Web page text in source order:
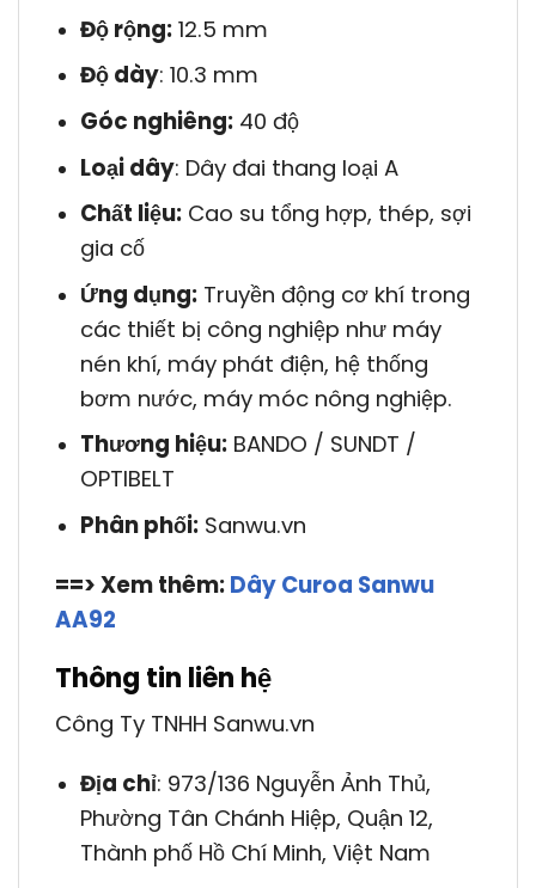
Độ rộng:12.5 mm
Độ dày: 10.3 mm
Góc nghiêng:40 độ
Loại dây: Dây đai thang loại A
Chất liệu:Cao su tổng hợp, thép, sợi
gia cố
Ứng dụng:Truyền động cơ khí trong
các thiết bị công nghiệp như máy
nén khí, máy phát điện, hệ thống
bơm nước, máy móc nông nghiệp.
Thương hiệu:BANDO / SUNDT /
OPTIBELT
Phân phối:Sanwu.vn
==> Xem thêm: Dây Curoa Sanwu
AA92
Thông tin liên hệ
Công Ty TNHH Sanwu.vn
Địa chỉ: 973/136 Nguyễn Ảnh Thủ,
Phường Tân Chánh Hiệp, Quận 12,
Thành phố Hồ Chí Minh, Việt Nam